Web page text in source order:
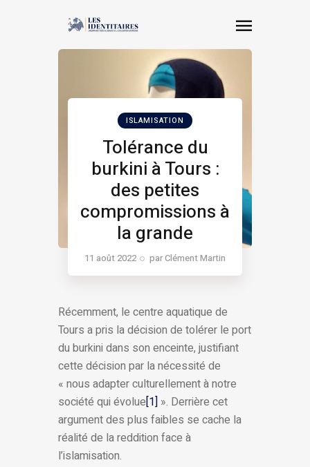
ISLAMISATION
Tolérance du
burkini à Tours :
des petites
compromissions à
la grande
soumission
11 août 2022 parClément Martin
Récemment, le centre aquatique de
Tours a pris la décision de tolérer le port
du burkini dans son enceinte, justifiant
cette décision par la nécessité de
« nous adapter culturellement à notre
société qui évolue[1] ». Derrière cet
argument des plus faibles se cache la
réalité de la reddition face à
l’islamisation.